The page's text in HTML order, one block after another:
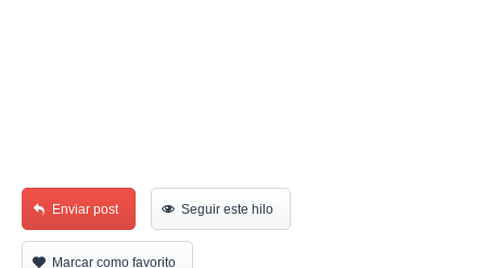
Enviar post Seguir este hilo
Marcar como favorito